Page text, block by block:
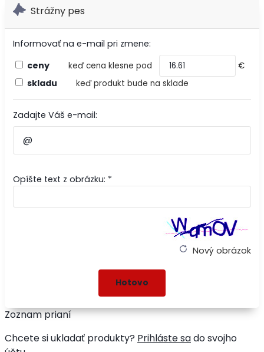
Strážny pes
Informovať na e-mail pri zmene:
ceny
keď cena klesne pod €
skladu keď produkt bude na sklade
Zadajte Váš e-mail:
Opíšte text z obrázku: *
Nový obrázok
Zoznam prianí
Chcete si ukladať produkty? Prihláste sado svojho